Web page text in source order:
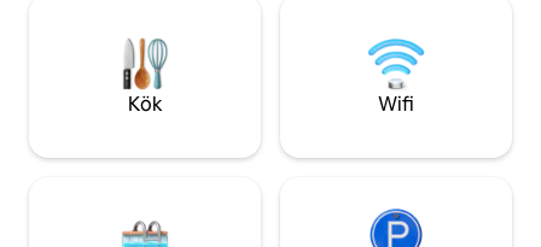
utformad för dig, ensam, som ett par,
med vänner eller familj.
spelet av
vibrera till
Kök Wifi